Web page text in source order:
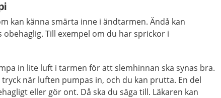
kan känna smärta inne i ändtarmen. Ändå kan
Till exempel om du har sprickor i
in lite luft i tarmen för att slemhinnan ska synas bra.
när luften pumpas in, och du kan prutta. En del
eller gör ont. Då ska du säga till. Läkaren kan